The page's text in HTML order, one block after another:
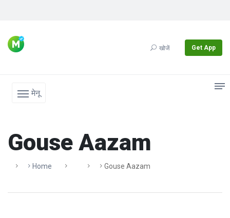
खोजें Get App
मेनू
Gouse Aazam
Home Gouse Aazam